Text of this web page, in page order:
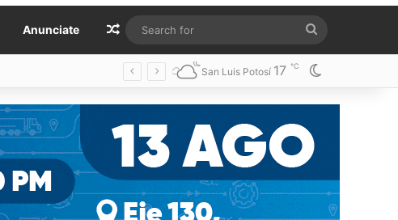
Anunciate Random Article
for
San Luis Potosí 17 ℃